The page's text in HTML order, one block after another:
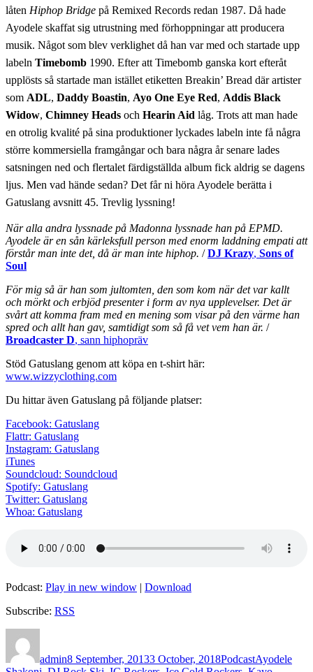
låten Hiphop Bridge på Remixed Records redan 1987. Då hade
Ayodele skaffat sig utrustning med förhoppningar att producera
musik. Något som blev verklighet då han var med och startade upp
labeln Timebomb 1990. Efter att Timebomb ganska kort efteråt
upplösts så startade man istället etiketten Breakin’ Bread där artister
som ADL, Daddy Boastin, Ayo One Eye Red, Addis Black
Widow, Chimney Heads och Hearin Aid låg. Trots att man hade
en otrolig kvalité på sina produktioner lyckades labeln inte få några
större kommersiella framgångar och bara några år senare lades
satsningen ned och flertalet färdigställda album fick aldrig se dagens
ljus. Men vad hände sedan? Det får ni höra Ayodele berätta i
Gatuslang avsnitt 45. Trevlig lyssning!
När alla andra lyssnade på Madonna lyssnade han på EPMD.
Ayodele är en sån kärleksfull person med enorm laddning empati att
förstår man inte det, då är man inte hiphop. /DJ Krazy, Sons of
Soul
För mig så är han som jultomten, den som kom när det var kallt
och mörkt och erbjöd presenter i form av nya upplevelser. Det är
svårt att komma fram med en mening som visar på den värme han
spred och allt han gav, samtidigt som så få vet vem han är. /
Broadcaster D, sann hiphopräv
Stöd Gatuslang genom att köpa en t-shirt här:
www.wizzyclothing.com
Du hittar även Gatuslang på följande platser:
Facebook: Gatuslang
Flattr: Gatuslang
Instagram: Gatuslang
iTunes
Soundcloud: Soundcloud
Spotify: Gatuslang
Twitter: Gatuslang
Whoa: Gatuslang
Podcast: Play in new window | Download
Subscribe: RSS
admin8 September, 20133 October, 2018PodcastAyodele